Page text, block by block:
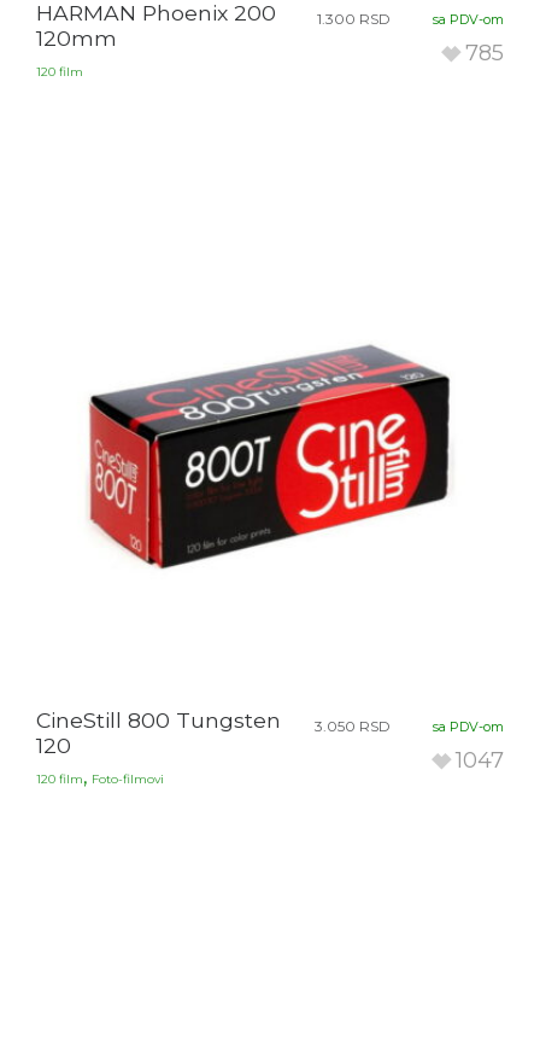
HARMAN Phoenix 200
120mm
120 film
1.300 RSD sa PDV-om
785
CineStill 800 Tungsten
120
120 film, Foto-filmovi
3.050 RSD sa PDV-om
1047